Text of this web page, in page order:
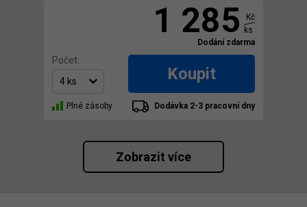
1 285
Kč
ks
Dodání zdarma
Počet:
Koupit
Plné zásoby Dodávka 2-3 pracovní dny
Zobrazit více